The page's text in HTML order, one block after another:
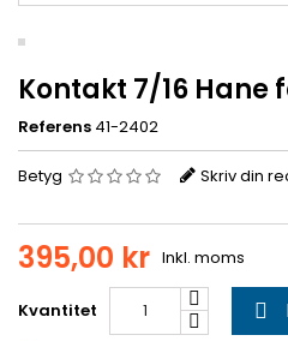
Kontakt 7/16 Hane
Referens 41-2402
Betyg Skriv din
395,00 kr Inkl. moms
Kvantitet 